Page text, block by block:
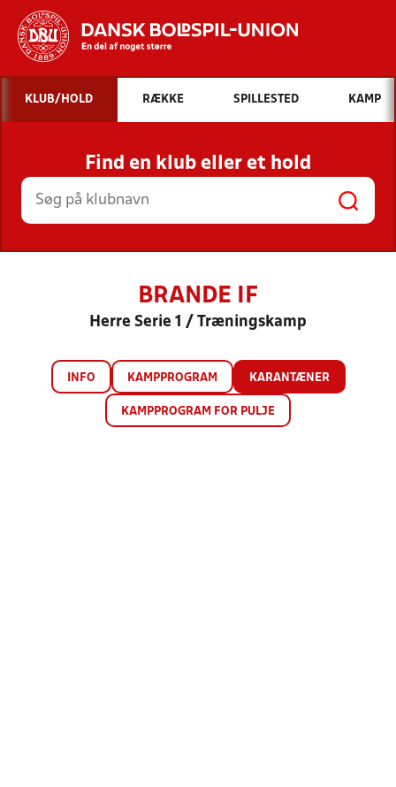
Hvad vil du søge efter?
INDHOLD OG NYHEDER
STILLINGER, RESULTATER, KLUBBER OG
HOLD
KLUB/HOLD RÆKKE SPILLESTED KAMP
Find en klub eller et hold
BRANDE IF
Herre Serie 1 / Træningskamp
INFO KAMPPROGRAM KARANTÆNER
KAMPPROGRAM FOR PULJE